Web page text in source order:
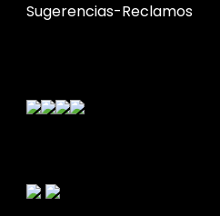
Sugerencias-Reclamos